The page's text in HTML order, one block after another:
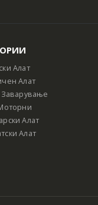
Алат
Алат
Заварување
Алат
Алат